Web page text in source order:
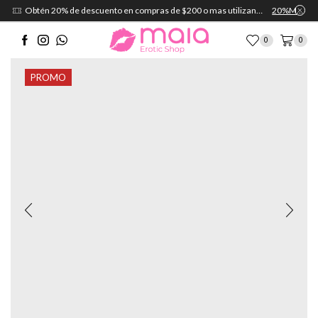
Obtén 20% de descuento en compras de $200 o mas utilizando el cupón: 20%MAIA
0 0
PROMO